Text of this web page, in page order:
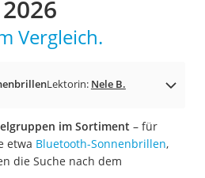
Vergleich.
Lektorin: Nele B.
im Sortiment – für
etwa Bluetooth-Sonnenbrillen,
die Suche nach dem